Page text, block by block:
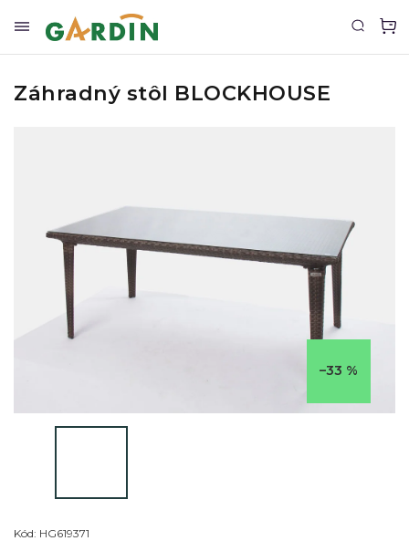
Záhradný stôl BLOCKHOUSE
–33 %
Kód: HG619371